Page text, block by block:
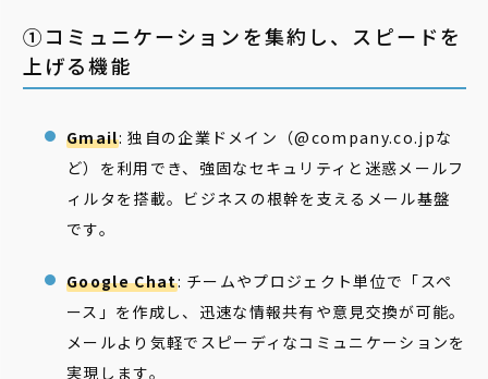
①コミュニケーションを集約し、スピードを
上げる機能
Gmail: 独自の企業ドメイン（@company.co.jpな
ど）を利用でき、強固なセキュリティと迷惑メールフ
ィルタを搭載。ビジネスの根幹を支えるメール基盤
です。
Google Chat: チームやプロジェクト単位で「スペ
ース」を作成し、迅速な情報共有や意見交換が可能。
メールより気軽でスピーディなコミュニケーションを
実現します。